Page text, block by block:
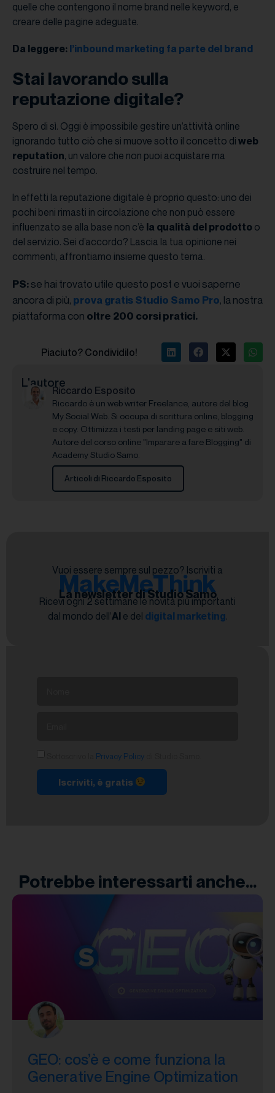
quelle che contengono il nome brand nelle keyword, e
creare delle pagine adeguate.
Da leggere: l’inbound marketing fa parte del brand
Stai lavorando sulla
reputazione digitale?
Spero di sì. Oggi è impossibile gestire un’attività online
ignorando tutto ciò che si muove sotto il concetto di web
reputation, un valore che non puoi acquistare ma
costruire nel tempo.
In effetti la reputazione digitale è proprio questo: uno dei
pochi beni rimasti in circolazione che non può essere
influenzato se alla base non c’è la qualità del prodotto o
del servizio. Sei d’accordo? Lascia la tua opinione nei
commenti, affrontiamo insieme questo tema.
PS:se hai trovato utile questo post e vuoi saperne
ancora di più, prova gratis Studio Samo Pro, la nostra
piattaforma con oltre 200 corsi pratici.
Piaciuto? Condividilo!
L'autore
Riccardo Esposito
Riccardo è un web writer Freelance, autore del blog
My Social Web. Si occupa di scrittura online, blogging
e copy. Ottimizza i testi per landing page e siti web.
Autore del corso online "Imparare a fare Blogging" di
Academy Studio Samo.
Articoli di Riccardo Esposito
Vuoi essere sempre sul pezzo? Iscriviti a
MakeMeThink
La newsletter di Studio Samo
Ricevi ogni 2 settimane le novità più importanti
dal mondo dell’AI e del digital marketing.
Privacy Policy
Iscriviti, è gratis
Potrebbe interessarti anche...
GEO: cos’è e come funziona la
Generative Engine Optimization